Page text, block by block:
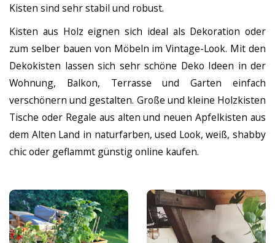
Kisten sind sehr stabil und robust.
Kisten aus Holz eignen sich ideal als Dekoration oder
zum selber bauen von Möbeln im Vintage-Look. Mit den
Dekokisten lassen sich sehr schöne Deko Ideen in der
Wohnung, Balkon, Terrasse und Garten einfach
verschönern und gestalten. Große und kleine Holzkisten
Tische oder Regale aus alten und neuen Apfelkisten aus
dem Alten Land in naturfarben, used Look, weiß, shabby
chic oder geflammt günstig online kaufen.